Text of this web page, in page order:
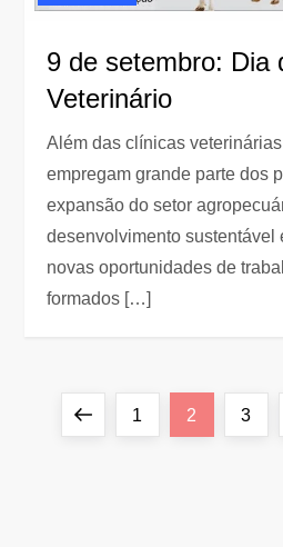
9 de setembro: Dia
Veterinário
Além das clínicas
empregam grande parte dos
expansão do setor
desenvolvimento sustentável
novas oportunidades de
formados […]
Previous
Page
1 Page
2 Page
3